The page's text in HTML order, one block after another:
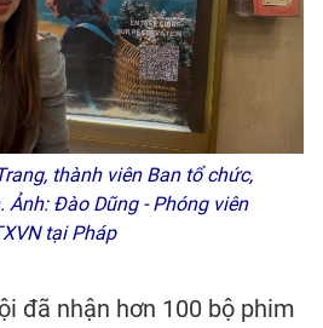
thành viên Ban tổ chức,
Ảnh: Đào Dũng - Phóng viên
tại Pháp
đã nhận hơn 100 bộ phim